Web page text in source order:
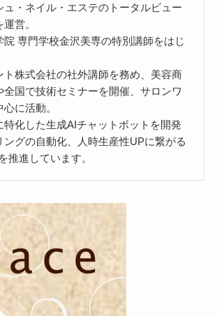
ュ・ネイル・エステのトータルビュー
営。
院 専門学校金沢美専の特別講師をはじ
ト株式会社の社外講師を務め、美容商
全国で技術セミナーを開催、サロンワ
に活動。
特化した生成AIチャットボットを開発
ングの自動化、人時生産性UPに繋がる
推進しています。